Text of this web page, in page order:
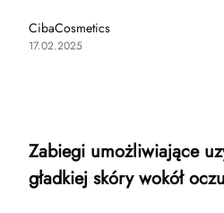
CibaCosmetics
17.02.2025
Zabiegi umożliwiające
gładkiej skóry wokół oczu